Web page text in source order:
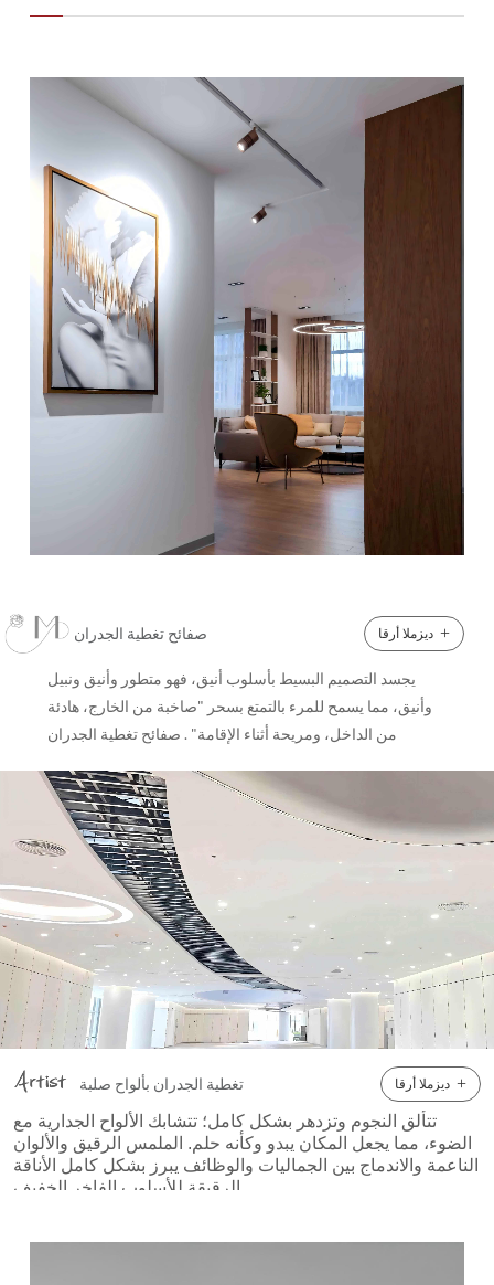
صفائح تغطية الجدران ديزملا أرقا +
يجسد التصميم البسيط بأسلوب أنيق، فهو متطور وأنيق ونبيل
وأنيق، مما يسمح للمرء بالتمتع بسحر "صاخبة من الخارج، هادئة
من الداخل، ومريحة أثناء الإقامة" . صفائح تغطية الجدران
ذات النواة الكاملة، على مزيج رئيسي من الراتنج المخصب
بأيونات الفضة. ●تقضي هذه التركيبة بشكل فعال على الكائنات
الحية الدقيقة المسببة للأمراض - بما في ذلك الفطريات،
الإشريكية القولونية ، المكورات العنقودية الذهبية ، والعفن - الذي
يتلامس مع السطح، مع بقاء الفعالية المضادة للبكتيريا ثابتة طوال
دورة حياة المادة. ●تم تصميمه كـ ألواح حائط من الفينيل الصلب ،
فهو يوفر قوة حماية الجدار و مقاومة عالية التأثير مما يجعلها
مناسبة لتطبيقات مثل ألواح الجدران الداخلية للفنادق ، ألواح
جدارية جلدية ثلاثية الأبعاد ، ألواح جدارية من الذهب الكربوني ، و
لوحات جدارية بتصميم عصري . ●بالإضافة إلى ذلك، ضد للماء ،
مقاوم للحريق ، عازل للصوت ، و امتصاص الصوت الخصائص،
جنبا إلى جنب مع المتخصصة أنظمة حماية الأبواب والجدران IPC ،
مما يجعلها مثالية للبيئات الصعبة مثل المستشفيات، حيث النظافة
والمتانة ألواح جدران المستشفى هي حاسمة. حماية الجدران
الداخلية من الفينيل سعر ورق الفينيل لتزيين جدران المدرسة
تغطية الجدران بألواح صلبة ديزملا أرقا +
تتألق النجوم وتزدهر بشكل كامل؛ تتشابك الألواح الجدارية مع
الضوء، مما يجعل المكان يبدو وكأنه حلم. الملمس الرقيق والألوان
الناعمة والاندماج بين الجماليات والوظائف يبرز بشكل كامل الأناقة